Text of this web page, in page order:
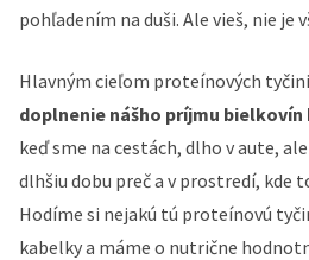
pohľadením na duši. Ale vieš, nie je
Hlavným cieľom proteínových
doplnenie nášho príjmu bielkovín
keď sme na cestách, dlho v aute,
dlhšiu dobu preč a v prostredí, kde
Hodíme si nejakú tú proteínovú
kabelky a máme o nutrične